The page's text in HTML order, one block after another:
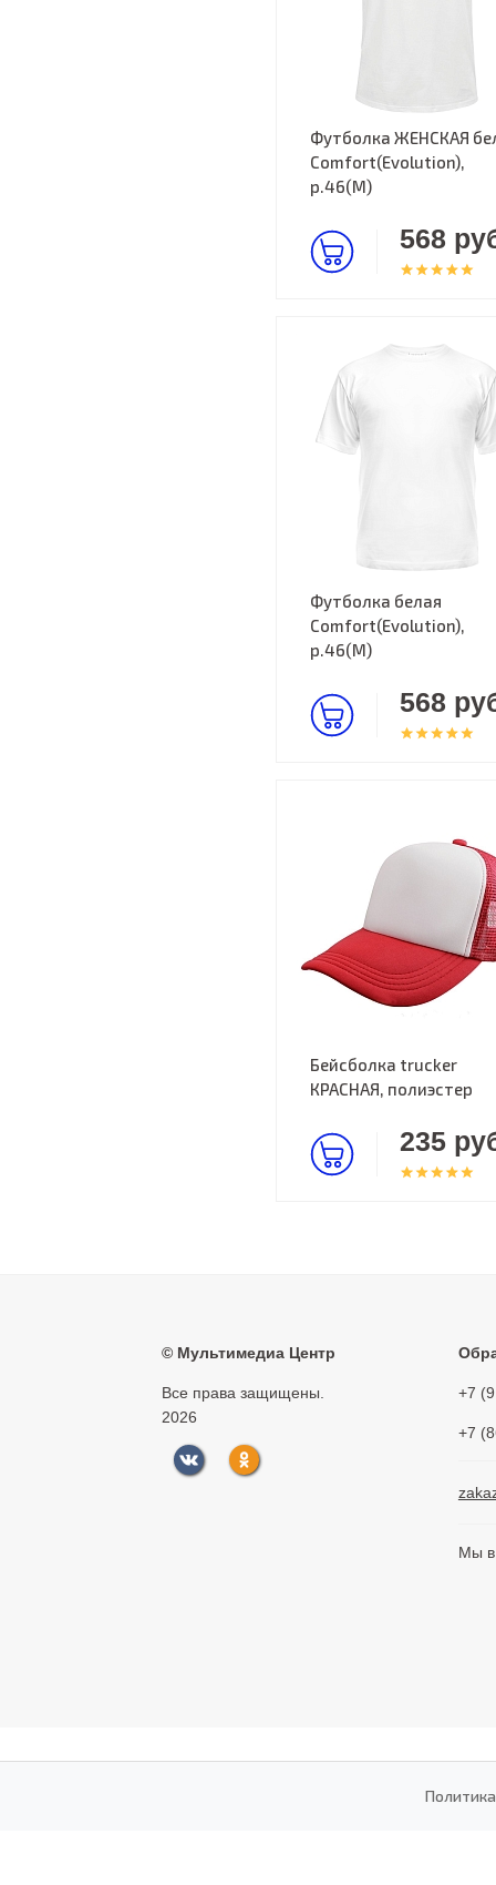
Футболка ЖЕНСКАЯ
Comfort(Evolution),
р.46(M)
568
Футболка белая
Comfort(Evolution),
р.46(M)
568
Бейсболка trucker
КРАСНАЯ, полиэстер
235
©Мультимедиа Центр
Все права защищены.
2026
+7
+7
Мы в